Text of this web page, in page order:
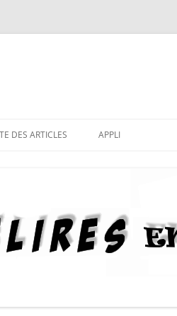
DES ARTICLES APPLI